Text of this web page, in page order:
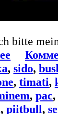
bitte
, sido,
, timati,
, pac,
, piitbull,